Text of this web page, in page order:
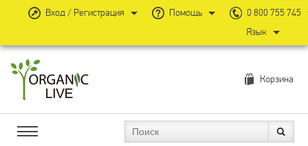
Корзина
Вход / Регистрация Помощь
0 800 755 745
Язык